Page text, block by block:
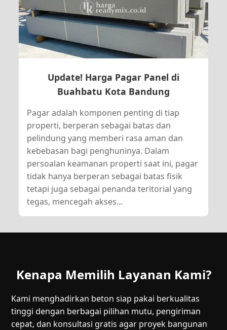
Update! Harga Pagar Panel di
Buahbatu Kota Bandung
Pagar adalah komponen penting di tiap
properti, berperan sebagai batas dan
pelindung yang memberi rasa aman dan
kebebasan bagi penghuninya. Dalam
persoalan keamanan properti saat ini, pagar
tidak hanya berperan sebagai batas fisik
tetapi juga sebagai penanda teritorial yang
tegas, mencegah akses...
Kenapa Memilih Layanan Kami?
Kami menghadirkan beton siap pakai berkualitas
tinggi dengan berbagai pilihan mutu, pengiriman
cepat, dan konsultasi gratis agar proyek bangunan